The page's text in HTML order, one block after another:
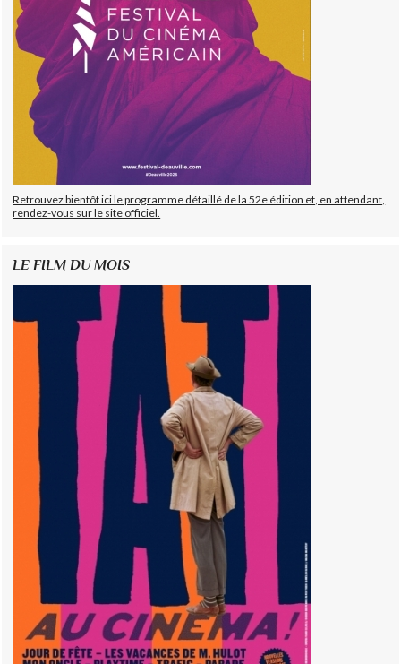
Retrouvez bientôt ici le programme détaillé de la 52e édition et, en attendant,
rendez-vous sur le site officiel.
LE FILM DU MOIS